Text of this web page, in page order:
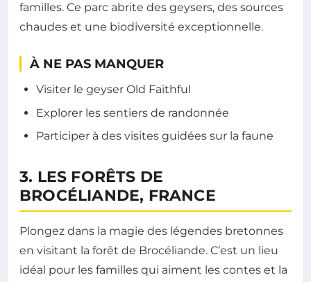
familles. Ce parc abrite des geysers, des sources
chaudes et une biodiversité exceptionnelle.
À NE PAS MANQUER
Visiter le geyser Old Faithful
Explorer les sentiers de randonnée
Participer à des visites guidées sur la faune
3. LES FORÊTS DE
BROCÉLIANDE, FRANCE
Plongez dans la magie des légendes bretonnes
en visitant la forêt de Brocéliande. C’est un lieu
idéal pour les familles qui aiment les contes et la